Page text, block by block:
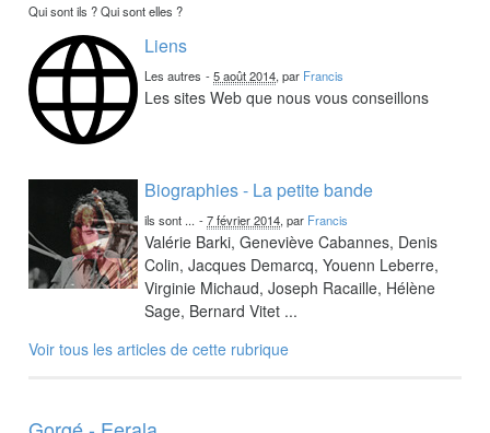
Qui sont ils ? Qui sont elles ?
Liens
Les autres -5 août 2014, par Francis
Les sites Web que nous vous conseillons
Biographies - La petite bande
ils sont ... -7 février 2014, par Francis
Valérie Barki, Geneviève Cabannes, Denis
Colin, Jacques Demarcq, Youenn Leberre,
Virginie Michaud, Joseph Racaille, Hélène
Sage, Bernard Vitet ...
Voir tous les articles de cette rubrique